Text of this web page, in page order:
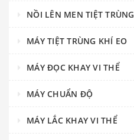
NỒI LÊN MEN TIỆT TRÙNG
MÁY TIỆT TRÙNG KHÍ EO
MÁY ĐỌC KHAY VI THỂ
MÁY CHUẨN ĐỘ
MÁY LẮC KHAY VI THỂ